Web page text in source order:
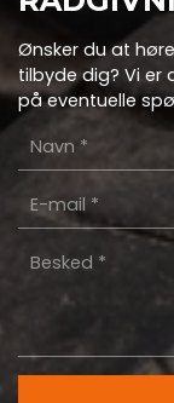
Ønsker du at
tilbyde dig? Vi
på eventuelle